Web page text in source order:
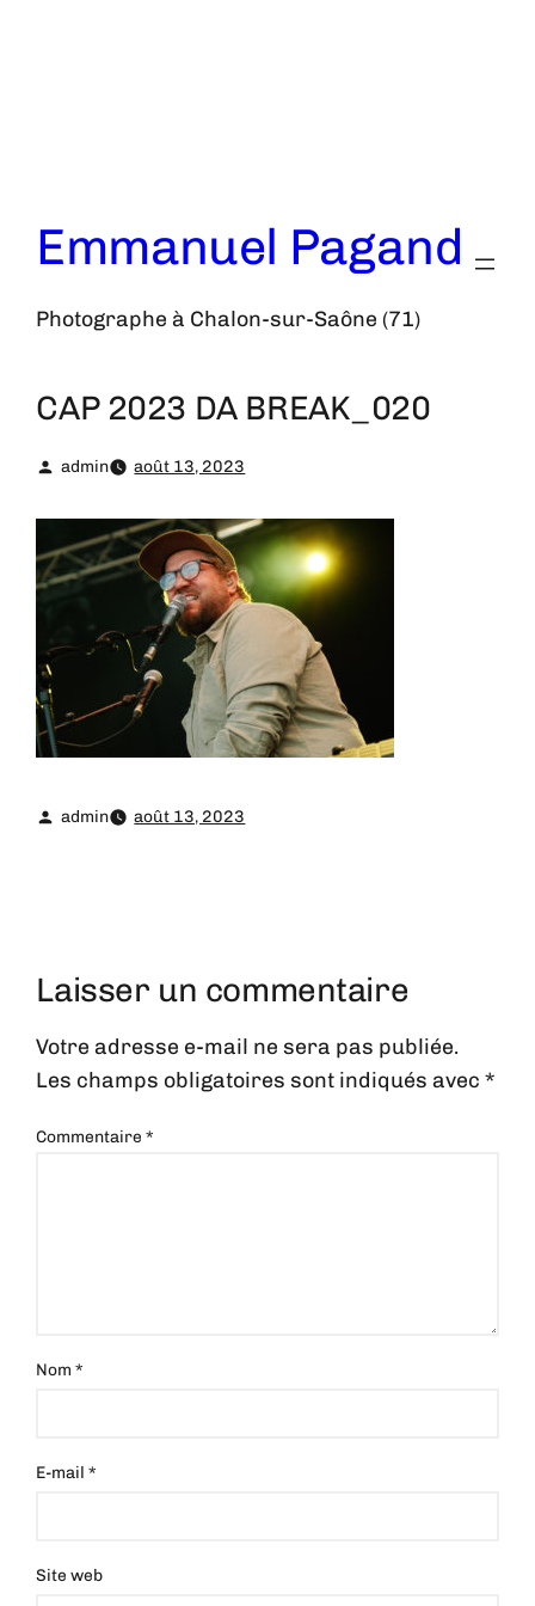
Emmanuel Pagand
Photographe à Chalon-sur-Saône (71)
CAP 2023 DA BREAK_020
admin août 13, 2023
admin août 13, 2023
Laisser un commentaire
Votre adresse e-mail ne sera pas publiée.
Les champs obligatoires sont indiqués avec*
Commentaire*
Nom*
E-mail*
Site web